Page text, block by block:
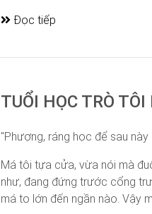
Đọc tiếp
TUỔI HỌC TRÒ
"Phượng, ráng học để sau
Má tôi tựa cửa, vừa nói mà
như, đang đứng trước cổng
má to lớn đến ngần nào. Vậy